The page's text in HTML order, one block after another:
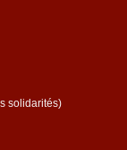
solidarités)